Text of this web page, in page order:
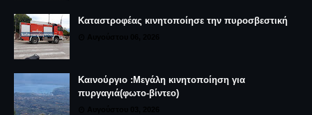
Καταστροφέας κινητοποίησε την πυροσβεστική
Καινούργιο :Μεγάλη κινητοποίηση για
πυργαγιά(φωτο-βίντεο)